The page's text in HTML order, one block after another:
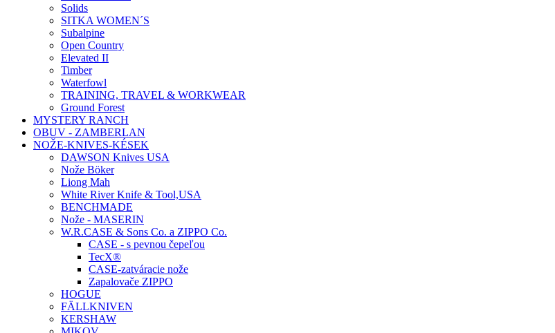
Solids
SITKA WOMEN´S
Subalpine
Open Country
Elevated II
Timber
Waterfowl
TRAINING, TRAVEL & WORKWEAR
Ground Forest
MYSTERY RANCH
OBUV - ZAMBERLAN
NOŽE-KNIVES-KÉSEK
DAWSON Knives USA
Nože Böker
Liong Mah
White River Knife & Tool,USA
BENCHMADE
Nože - MASERIN
W.R.CASE & Sons Co. a ZIPPO Co.
CASE - s pevnou čepeľou
TecX®
CASE-zatváracie nože
Zapalovače ZIPPO
HOGUE
FÄLLKNIVEN
KERSHAW